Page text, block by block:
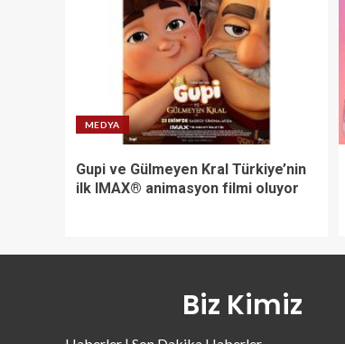
MEDYA
Gupi ve Gülmeyen Kral Türkiye’nin
ilk IMAX® animasyon filmi oluyor
Biz Kimiz